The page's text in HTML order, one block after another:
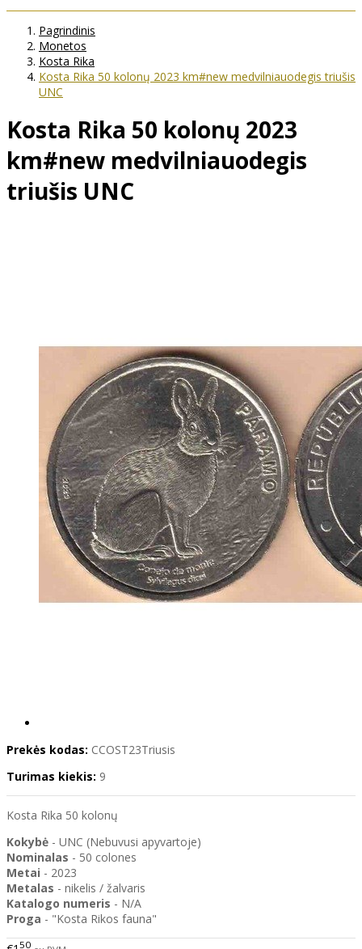
Pagrindinis
Monetos
Kosta Rika
Kosta Rika 50 kolonų 2023 km#new medvilniauodegis triušis
UNC
Kosta Rika 50 kolonų 2023
km#new medvilniauodegis
triušis UNC
Prekės kodas: CCOST23Triusis
Turimas kiekis: 9
Kosta Rika 50 kolonų
Kokybė - UNC (Nebuvusi apyvartoje)
Nominalas - 50 colones
Metai - 2023
Metalas - nikelis / žalvaris
Katalogo numeris - N/A
Proga - "Kosta Rikos fauna"
50